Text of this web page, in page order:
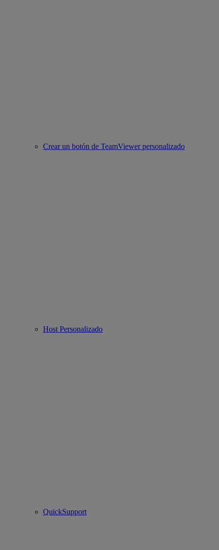
Crear un botón de TeamViewer personalizado
Host Personalizado
QuickSupport